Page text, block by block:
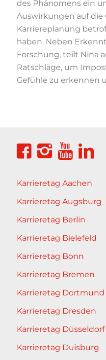
des Phänomens ein
Auswirkungen auf
Karriereplanung
haben. Neben
Forschung, teilt Nina
Ratschläge, um
Gefühle zu erkennen
Karrieretag Aachen
Karrieretag Augsburg
Karrieretag Berlin
Karrieretag Bielefeld
Karrieretag Bonn
Karrieretag Bremen
Karrieretag Dortmund
Karrieretag Dresden
Karrieretag Düsseldorf
Karrieretag Duisburg